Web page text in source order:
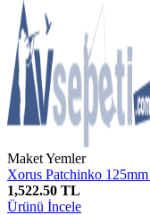
Maket Yemler
Xorus Patchinko
1,522.50 TL
Ürünü İncele